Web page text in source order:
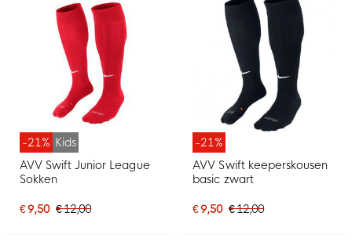
-21% Kids
AVV Swift Junior League
Sokken
€ 9,50 € 12,00
-21%
AVV Swift keeperskousen
basic zwart
€ 9,50 € 12,00